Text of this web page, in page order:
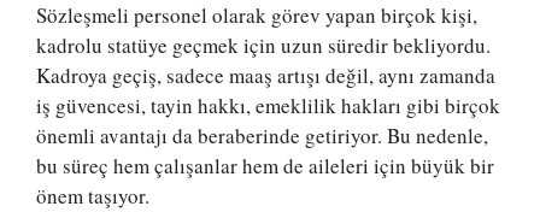
Sözleşmeli personel olarak görev yapan birçok kişi,
kadrolu statüye geçmek için uzun süredir bekliyordu.
Kadroya geçiş, sadece maaş artışı değil, aynı zamanda
iş güvencesi, tayin hakkı, emeklilik hakları gibi birçok
önemli avantajı da beraberinde getiriyor. Bu nedenle,
bu süreç hem çalışanlar hem de aileleri için büyük bir
önem taşıyor.